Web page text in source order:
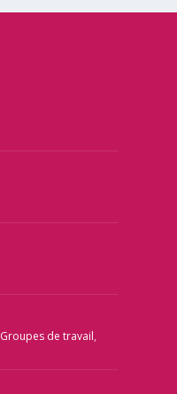
Groupes de travail,